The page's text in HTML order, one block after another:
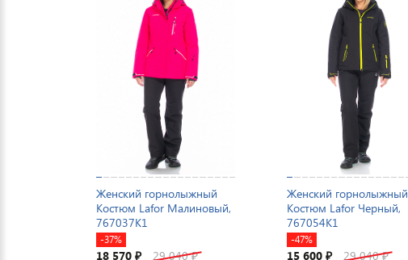
Женский горнолыжный
Костюм Lafor Малиновый,
767037K1
-37%
18 570 ₽ 29 040₽
Женский горнолыжный
Костюм Lafor Черный,
767054K1
-47%
15 600₽ 29 040₽